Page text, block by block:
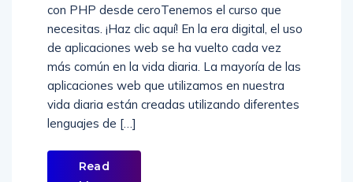
con PHP desde ceroTenemos el curso que
necesitas. ¡Haz clic aquí! En la era digital, el uso
de aplicaciones web se ha vuelto cada vez
más común en la vida diaria. La mayoría de las
aplicaciones web que utilizamos en nuestra
vida diaria están creadas utilizando diferentes
lenguajes de […]
Read